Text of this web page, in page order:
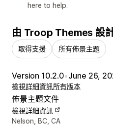
here to help.
由 Troop Themes 設
取得支援 所有佈景主題
Version 10.2.0•June 26,
檢視詳細資訊所有版本
佈景主題文件
檢視詳細資訊
設計者聯絡詳細資訊
Nelson, BC, CA